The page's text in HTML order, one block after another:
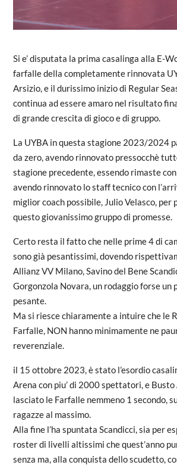
Si e’ disputata la prima casalinga alla E-
farfalle della completamente rinnovata
Arsizio, e il durissimo inizio di Regular
continua ad essere amaro nel risultato
di grande crescita di gioco e di gruppo.
La UYBA in questa stagione 2023/2024
da zero, avendo rinnovato pressocchè
stagione precedente, essendo rimaste
avendo rinnovato lo staff tecnico con
miglior coach possibile, Julio Velasco, per
questo giovanissimo gruppo di promesse.
Certo resta il fatto che nelle prime 4 di
sono già pesantissimi, dovendo
Allianz VV Milano, Savino del Bene
Gorgonzola Novara, un rodaggio forse un
pesante.
Ma si riesce chiaramente a intuire che le
Farfalle, NON hanno minimamente ne
reverenziale.
il 15 ottobre 2023, è stato l’esordio
Arena con piu’ di 2000 spettatori, e Busto
lasciato le Farfalle nemmeno 1 secondo,
ragazze al massimo.
Alla fine l’ha spuntata Scandicci, sia per
roster di livelli altissimi che quest’anno
senza ma, alla conquista dello scudetto,